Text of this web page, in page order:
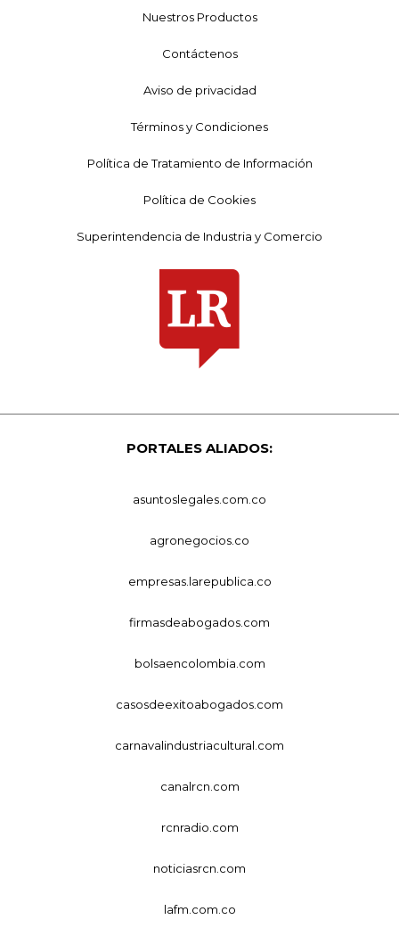
Nuestros Productos
Contáctenos
Aviso de privacidad
Términos y Condiciones
Política de Tratamiento de Información
Política de Cookies
Superintendencia de Industria y Comercio
PORTALES ALIADOS:
asuntoslegales.com.co
agronegocios.co
empresas.larepublica.co
firmasdeabogados.com
bolsaencolombia.com
casosdeexitoabogados.com
carnavalindustriacultural.com
canalrcn.com
rcnradio.com
noticiasrcn.com
lafm.com.co